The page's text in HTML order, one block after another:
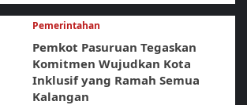
Pemerintahan
Pemkot Pasuruan Tegaskan
Komitmen Wujudkan Kota
Inklusif yang Ramah Semua
Kalangan